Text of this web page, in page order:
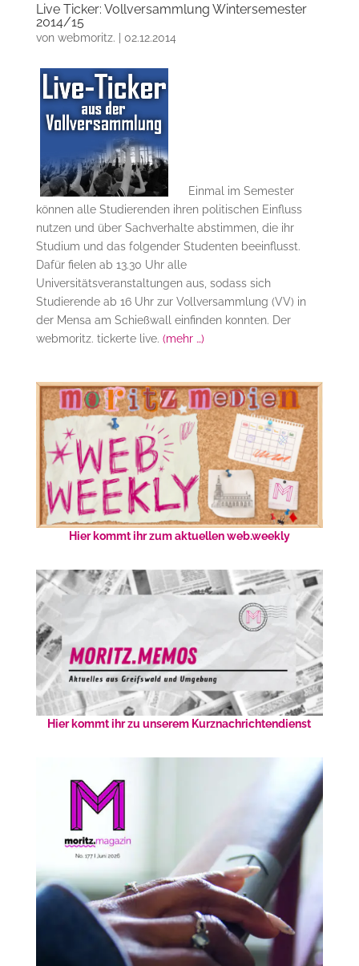
Live Ticker: Vollversammlung Wintersemester
2014/15
von webmoritz. 02.12.2014
Einmal im Semester
können alle Studierenden ihren politischen Einfluss
nutzen und über Sachverhalte abstimmen, die ihr
Studium und das folgender Studenten beeinflusst.
Dafür fielen ab 13.30 Uhr alle
Universitätsveranstaltungen aus, sodass sich
Studierende ab 16 Uhr zur Vollversammlung (VV) in
der Mensa am Schießwall einfinden konnten. Der
webmoritz. tickerte live. (mehr …)
Hier kommt ihr zum aktuellen web.weekly
Hier kommt ihr zu unserem Kurznachrichtendienst